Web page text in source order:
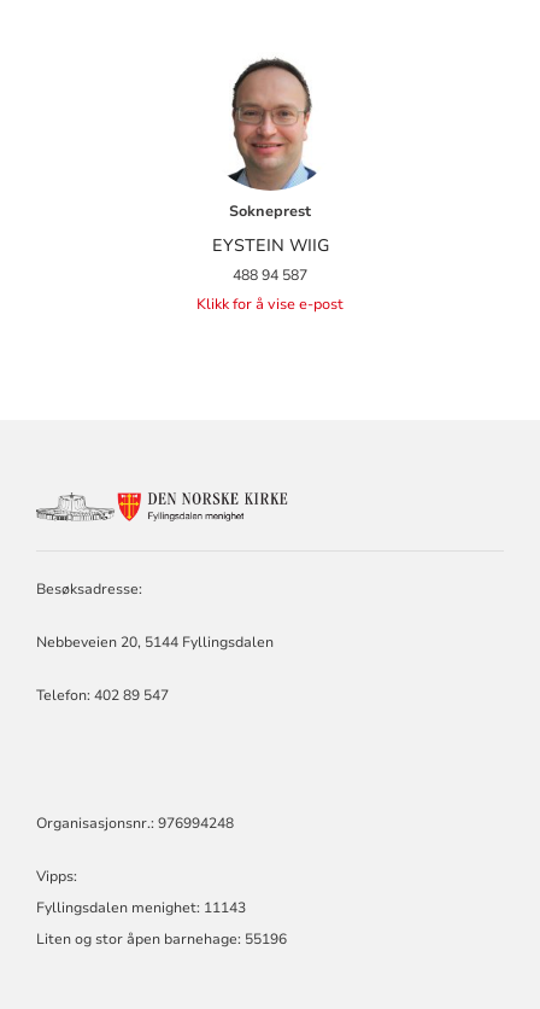
Sokneprest
EYSTEIN WIIG
488 94 587
Klikk for å vise e-post
Besøksadresse:
Nebbeveien 20, 5144 Fyllingsdalen
Telefon: 402 89 547
Organisasjonsnr.: 976994248
Vipps:
Fyllingsdalen menighet: 11143
Liten og stor åpen barnehage: 55196